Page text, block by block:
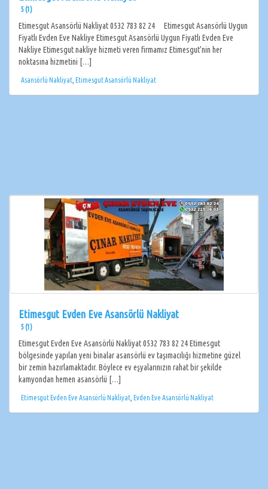
5 (1)
Etimesgut Asansörlü Nakliyat 0532 783 82 24 Etimesgut Asansörlü Uygun
Fiyatlı Evden Eve Nakliye Etimesgut Asansörlü Uygun Fiyatlı Evden Eve
Nakliye Etimesgut nakliye hizmeti veren firmamız Etimesgut’nin her
noktasına hizmetini […]
Asansörlü Nakliyat Etimesgut Asansörlü Nakliyat
Etimesgut Evden Eve Asansörlü Nakliyat
5 (1)
Etimesgut Evden Eve Asansörlü Nakliyat 0532 783 82 24 Etimesgut
bölgesinde yapılan yeni binalar asansörlü ev taşımacılığı hizmetine güzel
bir zemin hazırlamaktadır. Böylece ev eşyalarınızın rahat bir şekilde
kamyondan hemen asansörlü […]
Etimesgut Evden Eve Asansörlü Nakliyat Evden Eve Asansörlü Nakliyat